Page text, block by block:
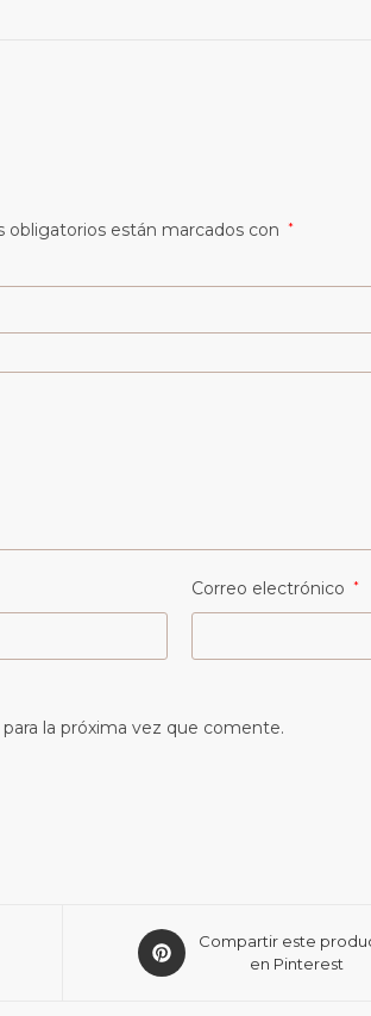
obligatorios están marcados con *
Correo electrónico *
la próxima vez que comente.
Compartir este
en Pinterest